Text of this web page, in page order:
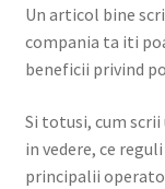
Shop
Un articol bine
compania ta iti
beneficii privind
Si totusi, cum scrii
in vedere, ce
principalii